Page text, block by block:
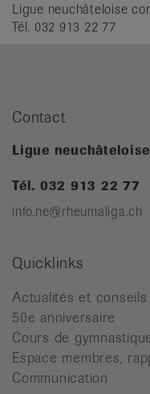
Ligue neuchâteloise
Tél. 032 913 22 77
Contact
Ligue
Tél. 032 913 22 77
info.ne@rheumaliga.ch
Quicklinks
Actualités et conseils
50e anniversaire
Cours de
Espace membres,
Communication